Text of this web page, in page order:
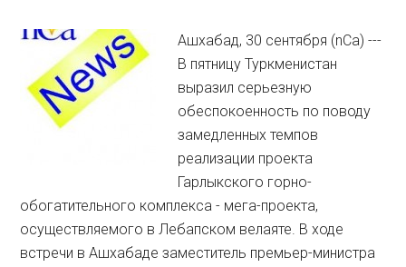
Ашхабад, 30 сентября (nCa) ---
В пятницу Туркменистан
выразил серьезную
обеспокоенность по поводу
замедленных темпов
реализации проекта
Гарлыкского горно-
обогатительного комплекса - мега-проекта,
осуществляемого в Лебапском велаяте. В ходе
встречи в Ашхабаде заместитель премьер-министра